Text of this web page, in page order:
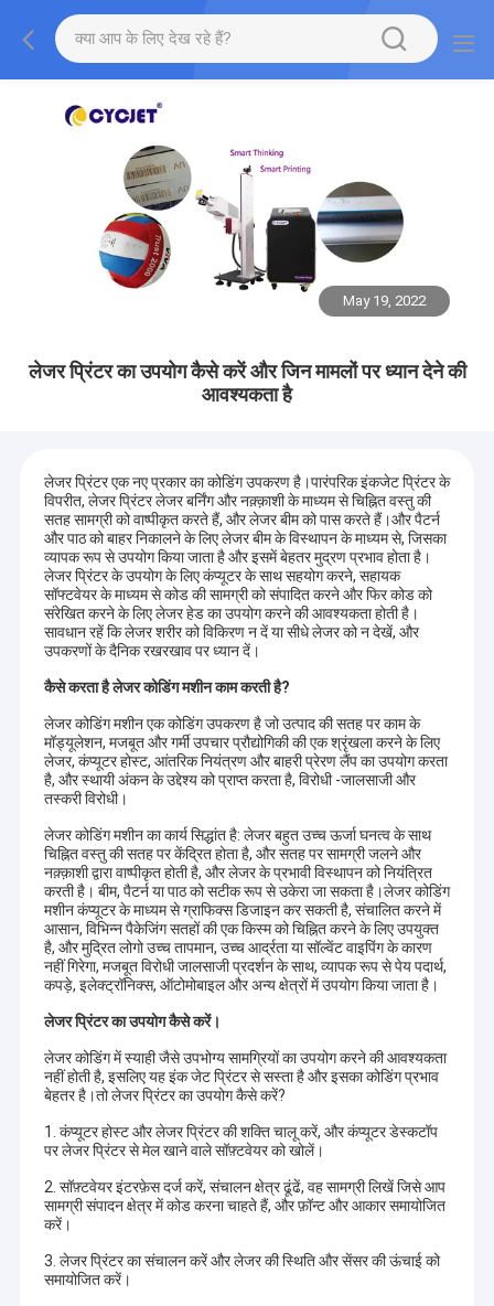
May 19, 2022
लेजर प्रिंटर का उपयोग कैसे करें और जिन मामलों पर ध्यान देने की
आवश्यकता है
लेजर प्रिंटर एक नए प्रकार का कोडिंग उपकरण है।पारंपरिक इंकजेट प्रिंटर के
विपरीत, लेजर प्रिंटर लेजर बर्निंग और नक़्क़ाशी के माध्यम से चिह्नित वस्तु की
सतह सामग्री को वाष्पीकृत करते हैं, और लेजर बीम को पास करते हैं।और पैटर्न
और पाठ को बाहर निकालने के लिए लेजर बीम के विस्थापन के माध्यम से, जिसका
व्यापक रूप से उपयोग किया जाता है और इसमें बेहतर मुद्रण प्रभाव होता है।
लेजर प्रिंटर के उपयोग के लिए कंप्यूटर के साथ सहयोग करने, सहायक
सॉफ्टवेयर के माध्यम से कोड की सामग्री को संपादित करने और फिर कोड को
संरेखित करने के लिए लेजर हेड का उपयोग करने की आवश्यकता होती है।
सावधान रहें कि लेजर शरीर को विकिरण न दें या सीधे लेजर को न देखें, और
उपकरणों के दैनिक रखरखाव पर ध्यान दें।
कैसे करता हैलेजर कोडिंग मशीन काम करती है?
लेजर कोडिंग मशीन एक कोडिंग उपकरण है जो उत्पाद की सतह पर काम के
मॉड्यूलेशन, मजबूत और गर्मी उपचार प्रौद्योगिकी की एक श्रृंखला करने के लिए
लेजर, कंप्यूटर होस्ट, आंतरिक नियंत्रण और बाहरी प्रेरण लैंप का उपयोग करता
है, और स्थायी अंकन के उद्देश्य को प्राप्त करता है, विरोधी -जालसाजी और
तस्करी विरोधी।
लेजर कोडिंग मशीन का कार्य सिद्धांत है: लेजर बहुत उच्च ऊर्जा घनत्व के साथ
चिह्नित वस्तु की सतह पर केंद्रित होता है, और सतह पर सामग्री जलने और
नक़्क़ाशी द्वारा वाष्पीकृत होती है, और लेजर के प्रभावी विस्थापन को नियंत्रित
करती है। बीम, पैटर्न या पाठ को सटीक रूप से उकेरा जा सकता है।लेजर कोडिंग
मशीन कंप्यूटर के माध्यम से ग्राफिक्स डिजाइन कर सकती है, संचालित करने में
आसान, विभिन्न पैकेजिंग सतहों की एक किस्म को चिह्नित करने के लिए उपयुक्त
है, और मुद्रित लोगो उच्च तापमान, उच्च आर्द्रता या सॉल्वेंट वाइपिंग के कारण
नहीं गिरेगा, मजबूत विरोधी जालसाजी प्रदर्शन के साथ, व्यापक रूप से पेय पदार्थ,
कपड़े, इलेक्ट्रॉनिक्स, ऑटोमोबाइल और अन्य क्षेत्रों में उपयोग किया जाता है।
लेजर प्रिंटर का उपयोग कैसे करें।
लेजर कोडिंग में स्याही जैसे उपभोग्य सामग्रियों का उपयोग करने की आवश्यकता
नहीं होती है, इसलिए यह इंक जेट प्रिंटर से सस्ता है और इसका कोडिंग प्रभाव
बेहतर है।तो लेजर प्रिंटर का उपयोग कैसे करें?
1. कंप्यूटर होस्ट और लेजर प्रिंटर की शक्ति चालू करें, और कंप्यूटर डेस्कटॉप
पर लेजर प्रिंटर से मेल खाने वाले सॉफ़्टवेयर को खोलें।
2. सॉफ़्टवेयर इंटरफ़ेस दर्ज करें, संचालन क्षेत्र ढूंढें, वह सामग्री लिखें जिसे आप
सामग्री संपादन क्षेत्र में कोड करना चाहते हैं, और फ़ॉन्ट और आकार समायोजित
करें।
3. लेजर प्रिंटर का संचालन करें और लेजर की स्थिति और सेंसर की ऊंचाई को
समायोजित करें।